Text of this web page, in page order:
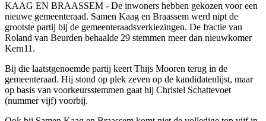
KAAG EN BRAASSEM - De inwoners hebben gekozen voor een
nieuwe gemeenteraad. Samen Kaag en Braassem werd nipt de
grootste partij bij de gemeenteraadsverkiezingen. De fractie van
Roland van Beurden behaalde 29 stemmen meer dan nieuwkomer
Kern11.
Bij die laatstgenoemde partij keert Thijs Mooren terug in de
gemeenteraad. Hij stond op plek zeven op de kandidatenlijst, maar
op basis van voorkeursstemmen gaat hij Christel Schattevoet
(nummer vijf) voorbij.